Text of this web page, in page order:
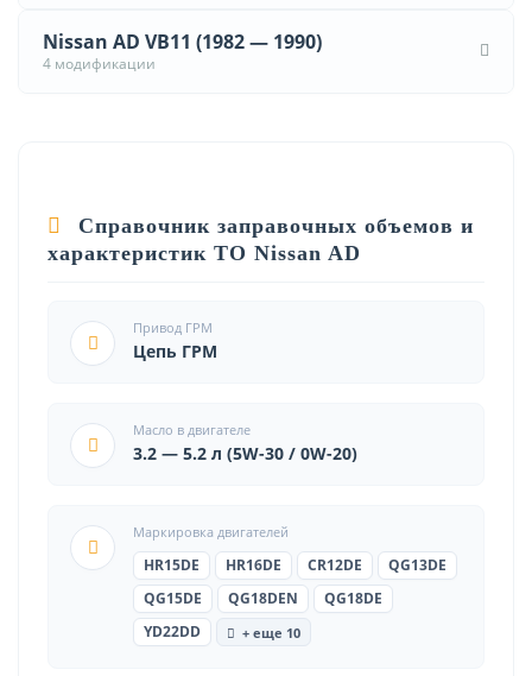
Nissan AD VB11 (1982 — 1990)
4 модификации
Справочник заправочных объемов и
характеристик ТО Nissan AD
Привод ГРМ
Цепь ГРМ
Масло в двигателе
3.2 — 5.2 л (5W-30 / 0W-20)
Маркировка двигателей
HR15DE
HR16DE CR12DE
QG13DE
QG15DE
QG18DEN
QG18DE
YD22DD
+ еще 10